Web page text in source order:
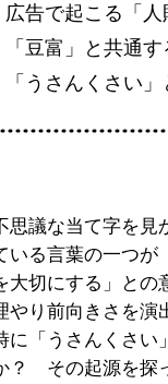
広告で起こる「人
「豆富」と共通
「うさんくさい
思議な当て字を
いる言葉の一つ
大切にする」と
やり前向きさを
に「うさんくさ
？ その起源を探